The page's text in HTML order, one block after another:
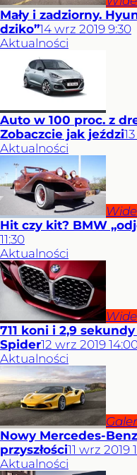
Mały i zadziorny.
dziko”14 wrz 2019 9:30
Aktualności
Auto w 100 proc. z
Zobaczcie jak jeździ13
Aktualności
Hit czy kit? BMW
11:30
Aktualności
711 koni i 2,9
Spider12 wrz 2019
Aktualności
Nowy Mercedes-
przyszłości11 wrz 2019
Aktualności